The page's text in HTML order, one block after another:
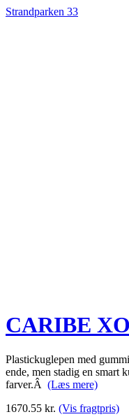
Strandparken 33
CARIBE
Plastickuglepen med
ende, men stadig en smart
farver.Â (Læs mere)
1670.55 kr. (Vis fragtpris)